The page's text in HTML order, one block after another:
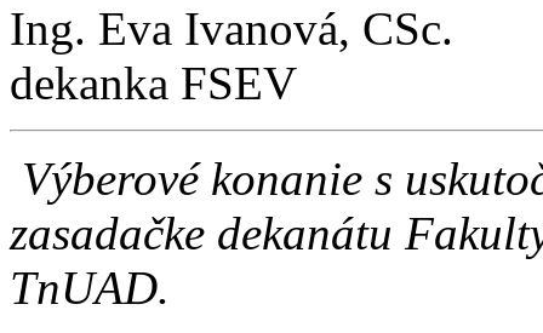
Ing. Eva Ivanová, CSc.
dekanka FSEV
Výberové konanie s
zasadačke dekanátu
TnUAD.